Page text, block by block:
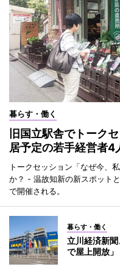
暮らす・働く
旧国立駅舎でトーク
居予定の若手経営者4
トークセッション「なぜ今、
か？ - 温故知新の新スポット
で開催される。
暮らす・働く
立川経済新
で屋上開放」